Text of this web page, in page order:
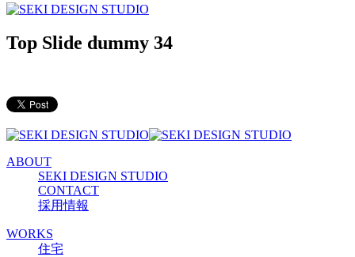
Top Slide dummy 34
ABOUT
SEKI DESIGN STUDIO
CONTACT
採用情報
WORKS
住宅